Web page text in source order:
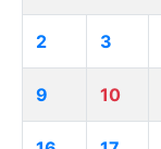
2 3
9 10